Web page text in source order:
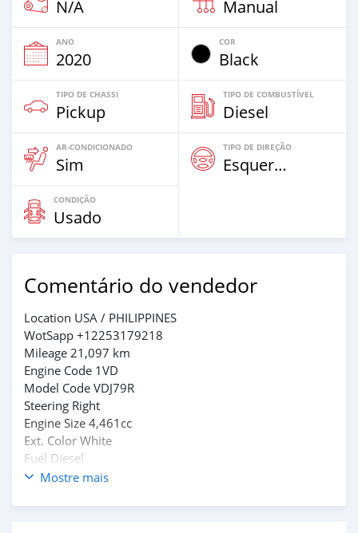
N/A Manual
ANO
2020
COR
Black
TIPO DE CHASSI
Pickup
TIPO DE COMBUSTÍVEL
Diesel
AR-CONDICIONADO
Sim
TIPO DE DIREÇÃO
Esquerda
CONDIÇÃO
Usado
Comentário do vendedor
Location USA / PHILIPPINES
WotSapp +12253179218
Mileage 21,097 km
Engine Code 1VD
Model Code VDJ79R
Steering Right
Engine Size 4,461cc
Ext. Color White
Fuel Diesel
Version/Class
Drive 4wheel drive
Mostre mais